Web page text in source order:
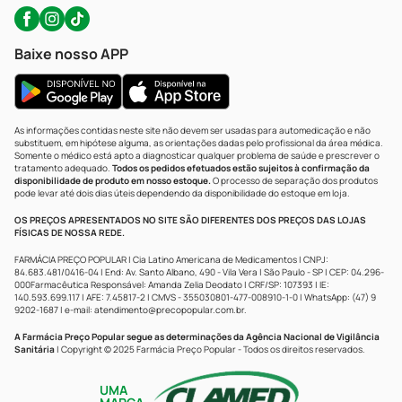
Baixe nosso APP
As informações contidas neste site não devem ser usadas para automedicação e não
substituem, em hipótese alguma, as orientações dadas pelo profissional da área médica.
Somente o médico está apto a diagnosticar qualquer problema de saúde e prescrever o
tratamento adequado. Todos os pedidos efetuados estão sujeitos à confirmação da
disponibilidade de produto em nosso estoque.O processo de separação dos produtos
pode levar até dois dias úteis dependendo da disponibilidade do estoque em loja.
OS PREÇOS APRESENTADOS NO SITE SÃO DIFERENTES DOS PREÇOS DAS LOJAS
FÍSICAS DE NOSSA REDE.
FARMÁCIA PREÇO POPULAR | Cia Latino Americana de Medicamentos | CNPJ:
84.683.481/0416-04 | End: Av. Santo Albano, 490 - Vila Vera | São Paulo - SP | CEP: 04.296-
000Farmacêutica Responsável: Amanda Zelia Deodato | CRF/SP: 107393 | IE:
140.593.699.117 | AFE: 7.45817-2 | CMVS - 355030801-477-008910-1-0 | WhatsApp: (47) 9
9202-1687 | e-mail: atendimento@precopopular.com.br.
A Farmácia Preço Popular segue as determinações da Agência Nacional de Vigilância
Sanitária | Copyright © 2025 Farmácia Preço Popular - Todos os direitos reservados.
UMA